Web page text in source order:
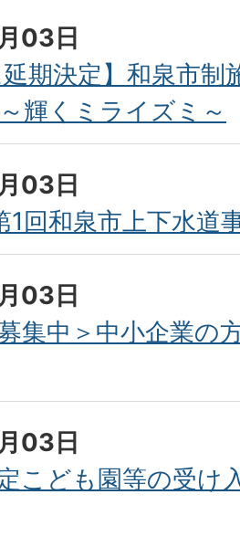
03日
延期決定】和泉市
輝くミライズミ～
03日
1回和泉市上下水道
03日
集中＞中小企業の
03日
こども園等の受け